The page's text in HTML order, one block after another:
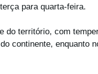
para quarta-feira.
do território, com
continente, enquanto